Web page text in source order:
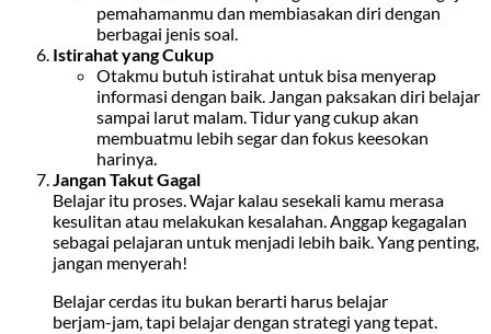
pemahamanmu dan membiasakan diri dengan
berbagai jenis soal.
Istirahat yang Cukup
Otakmu butuh istirahat untuk bisa menyerap
informasi dengan baik. Jangan paksakan diri belajar
sampai larut malam. Tidur yang cukup akan
membuatmu lebih segar dan fokus keesokan
harinya.
Jangan Takut Gagal
Belajar itu proses. Wajar kalau sesekali kamu merasa
kesulitan atau melakukan kesalahan. Anggap kegagalan
sebagai pelajaran untuk menjadi lebih baik. Yang penting,
jangan menyerah!
Belajar cerdas itu bukan berarti harus belajar
berjam-jam, tapi belajar dengan strategi yang tepat.